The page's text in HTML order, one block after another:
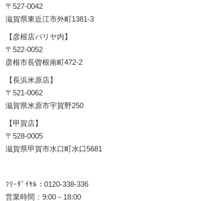
〒527-0042
滋賀県東近江市外町1381-3
【彦根店パリヤ内】
〒522-0052
彦根市長曽根南町472-2
【長浜米原店】
〒521-0062
滋賀県米原市宇賀野250
【甲賀店】
〒528-0005
滋賀県甲賀市水口町水口5681
ﾌﾘｰﾀﾞｲﾔﾙ：0120-338-336
営業時間：9:00－18:00